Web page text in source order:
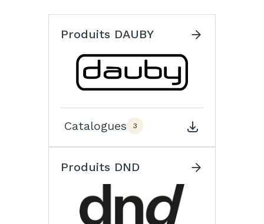
Produits DAUBY
Catalogues 3
Produits DND